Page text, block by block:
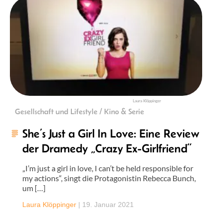
Laura Klöppinger
Gesellschaft und Lifestyle / Kino & Serie
She’s Just a Girl In Love: Eine Review
der Dramedy „Crazy Ex-Girlfriend“
„I’m just a girl in love, I can’t be held responsible for
my actions“, singt die Protagonistin Rebecca Bunch,
um […]
Laura Klöppinger | 19. Januar 2021